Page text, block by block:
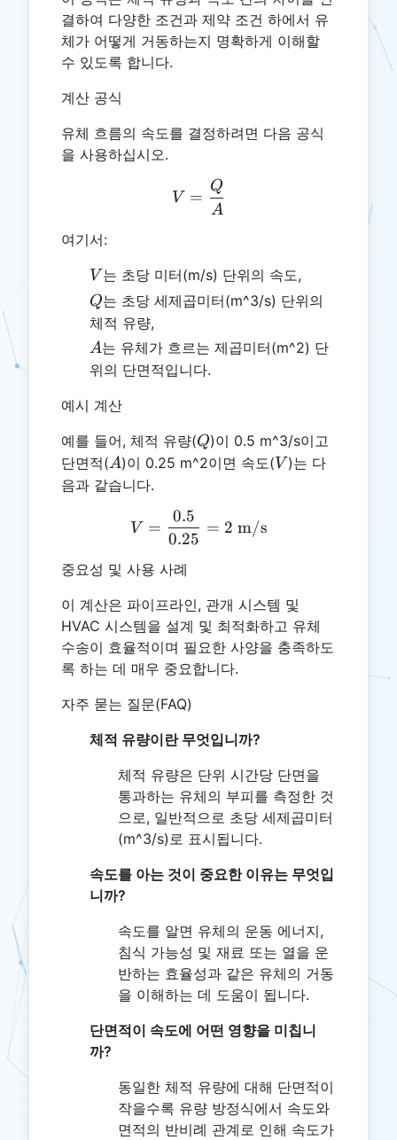
결하여 다양한 조건과 제약 조건 하에서 유
체가 어떻게 거동하는지 명확하게 이해할
수 있도록 합니다.
계산 공식
유체 흐름의 속도를 결정하려면 다음 공식
을 사용하십시오.
V = \frac{Q}{A}
V =
A
Q
여기서:
V
V 는 초당 미터(m/s) 단위의 속도,
Q
Q는 초당 세제곱미터(m^3/s) 단위의
체적 유량,
A
A는 유체가 흐르는 제곱미터(m^2) 단
위의 단면적입니다.
예시 계산
예를 들어, 체적 유량(Q
Q)이 0.5 m^3/s이고
단면적(A
A)이 0.25 m^2이면 속도(V
V )는 다
음과 같습니다.
V = \frac{0.5}{0.25} =
V =
0.25
0.5
= 2 m/s
중요성 및 사용 사례
이 계산은 파이프라인, 관개 시스템 및
HVAC 시스템을 설계 및 최적화하고 유체
수송이 효율적이며 필요한 사양을 충족하도
록 하는 데 매우 중요합니다.
자주 묻는 질문(FAQ)
체적 유량이란 무엇입니까?
체적 유량은 단위 시간당 단면을
통과하는 유체의 부피를 측정한 것
으로, 일반적으로 초당 세제곱미터
(m^3/s)로 표시됩니다.
속도를 아는 것이 중요한 이유는 무엇입
니까?
속도를 알면 유체의 운동 에너지,
침식 가능성 및 재료 또는 열을 운
반하는 효율성과 같은 유체의 거동
을 이해하는 데 도움이 됩니다.
단면적이 속도에 어떤 영향을 미칩니
까?
동일한 체적 유량에 대해 단면적이
작을수록 유량 방정식에서 속도와
면적의 반비례 관계로 인해 속도가